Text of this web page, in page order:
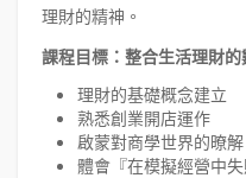
理財的精神。
課程目標：整合生活理財
理財的基礎概念建立
熟悉創業開店運作
啟蒙對商學世界的暸解
體會『在模擬經營中